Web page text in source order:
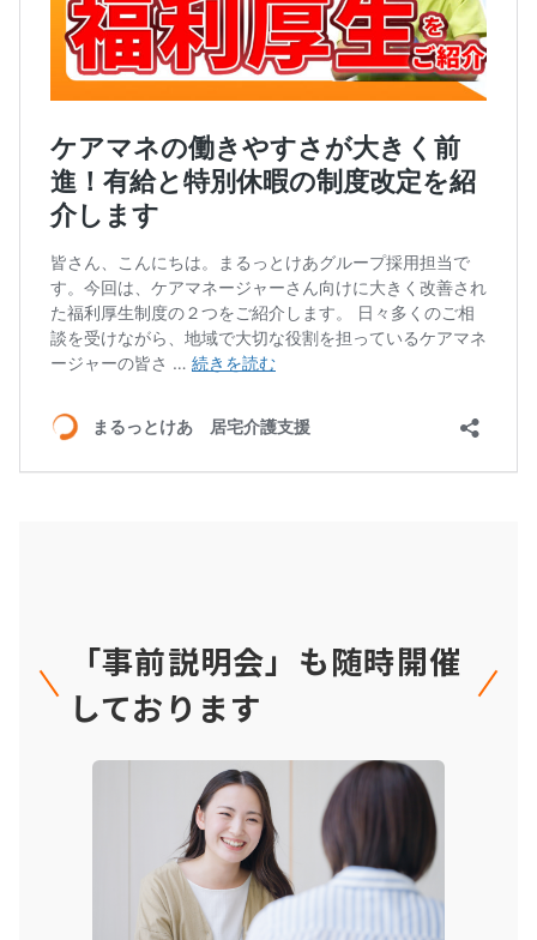
「事前説明会」も随時開催
しております